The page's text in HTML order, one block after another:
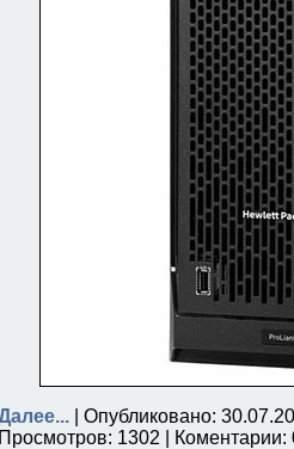
| Опубликовано:
Просмотров: 1302 | Коментарии: